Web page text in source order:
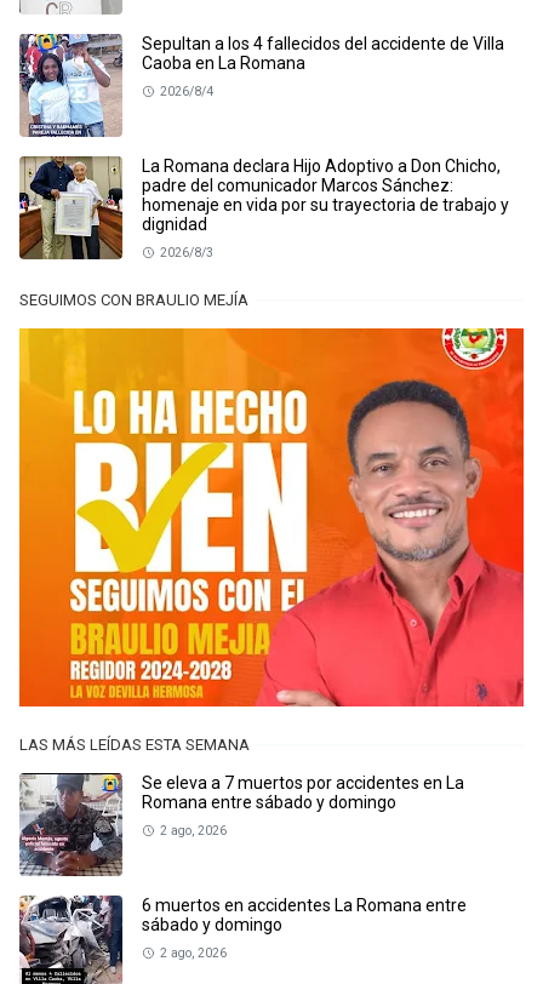
Sepultan a los 4 fallecidos del accidente de Villa
Caoba en La Romana
2026/8/4
La Romana declara Hijo Adoptivo a Don Chicho,
padre del comunicador Marcos Sánchez:
homenaje en vida por su trayectoria de trabajo y
dignidad
2026/8/3
SEGUIMOS CON BRAULIO MEJÍA
LAS MÁS LEÍDAS ESTA SEMANA
Se eleva a 7 muertos por accidentes en La
Romana entre sábado y domingo
2 ago, 2026
6 muertos en accidentes La Romana entre
sábado y domingo
2 ago, 2026